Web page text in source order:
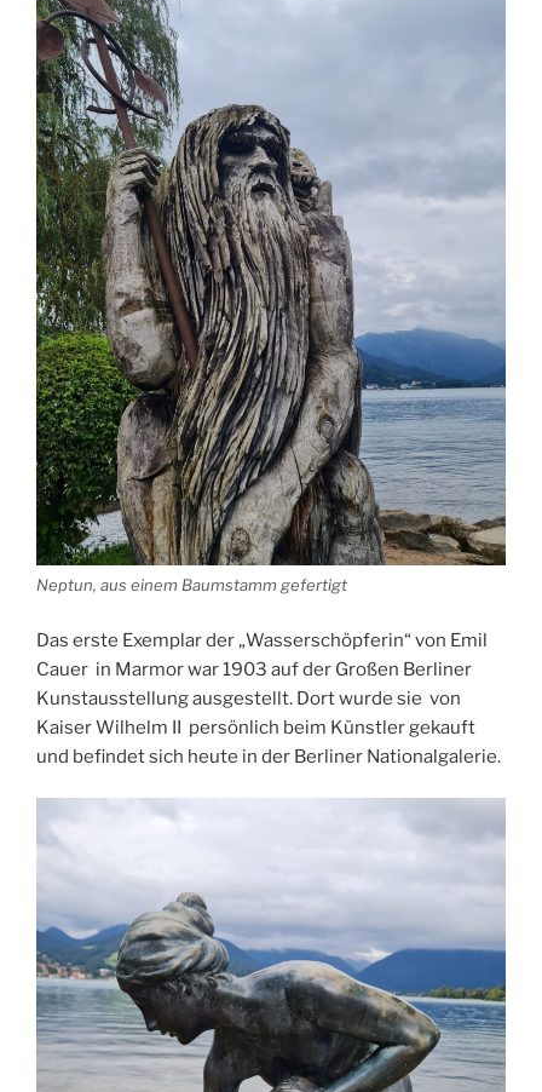
Neptun, aus einem Baumstamm gefertigt
Das erste Exemplar der „Wasserschöpferin“ von Emil
Cauer in Marmor war 1903 auf der Großen Berliner
Kunstausstellung ausgestellt. Dort wurde sie von
Kaiser Wilhelm II persönlich beim Künstler gekauft
und befindet sich heute in der Berliner Nationalgalerie.